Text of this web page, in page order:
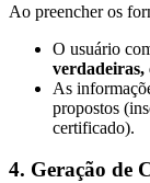
Ao preencher os
O usuário
verdadeiras,
As
propostos
certificado).
4. Geração de